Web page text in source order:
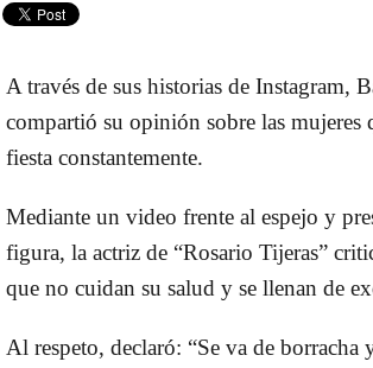
A través de sus historias de Instagram,
compartió su opinión sobre las mujeres
fiesta constantemente.
Mediante un video frente al espejo y
figura, la actriz de “Rosario Tijeras”
que no cuidan su salud y se llenan de
Al respeto, declaró: “Se va de borracha